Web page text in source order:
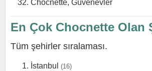
Chocnette, Güvenevler
En Çok Chocnette Olan
Tüm şehirler sıralaması.
İstanbul (16)